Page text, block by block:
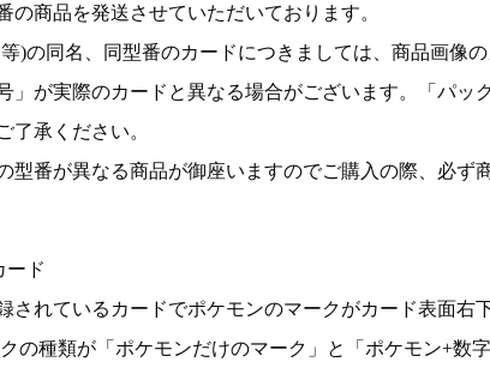
の商品を発送させていただいております。
)の同名、同型番のカードにつきましては、商品画像
」が実際のカードと異なる場合がございます。「パッ
了承ください。
型番が異なる商品が御座いますのでご購入の際、必ず
ード
されているカードでポケモンのマークがカード表面右
の種類が「ポケモンだけのマーク」と「ポケモン+数字